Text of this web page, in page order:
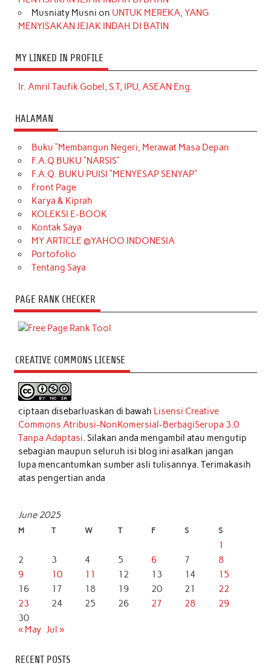
Musniaty Musni on UNTUK MEREKA, YANG
MENYISAKAN JEJAK INDAH DI BATIN
MY LINKED IN PROFILE
Ir. Amril Taufik Gobel, S.T, IPU, ASEAN Eng.
HALAMAN
Buku “Membangun Negeri, Merawat Masa Depan
F.A.Q BUKU “NARSIS”
F.A.Q. BUKU PUISI “MENYESAP SENYAP”
Front Page
Karya & Kiprah
KOLEKSI E-BOOK
Kontak Saya
MY ARTICLE @YAHOO INDONESIA
Portofolio
Tentang Saya
PAGE RANK CHECKER
CREATIVE COMMONS LICENSE
ciptaan disebarluaskan di bawah Lisensi Creative
Commons Atribusi-NonKomersial-BerbagiSerupa 3.0
Tanpa Adaptasi. Silakan anda mengambil atau mengutip
sebagian maupun seluruh isi blog ini asalkan jangan
lupa mencantumkan sumber asli tulisannya. Terimakasih
atas pengertian anda
June 2025
M T W T F S S
1
2
3 4 5 6 7
8
9
10 11 12 13 14
15
16
17 18 19 20 21
22
23
24 25 26 27 28
29
30
« May Jul »
RECENT POSTS